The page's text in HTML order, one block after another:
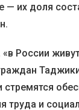
— их доля
России
стремятся
труда и